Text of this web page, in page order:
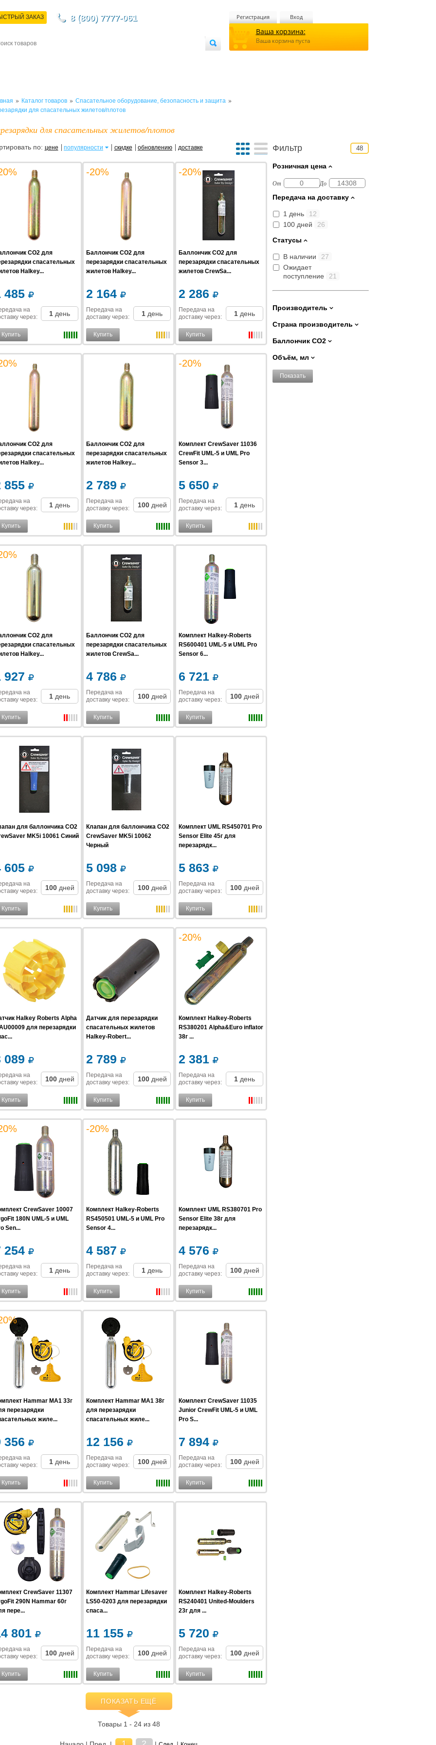
Регистрация Вход
Ваша корзина:
Ваша корзина пуста
ЗАКАЗ 8 (800) 7777-061
» Каталог товаров» Спасательное оборудование, безопасность и защита»
для спасательных жилетов/плотов
для спасательных жилетов/плотов
Фильтр 48
Розничная цена
От До
Передача на доставку
1 день
12
100 дней
26
Статусы
В наличии
27
Ожидает
поступление
21
Производитель
Страна производитель
Баллончик CO2
Объём, мл
Показать
по: цене популярности скидке обновлению доставке
CO2 для
спасательных
Halkey...
485
на
через: 1 день
Купить
-20%
Баллончик CO2 для
перезарядки спасательных
жилетов Halkey...
2 164
Передача на
доставку через: 1 день
Купить
-20%
Баллончик CO2 для
перезарядки спасательных
жилетов CrewSa...
2 286
Передача на
доставку через: 1 день
Купить
CO2 для
спасательных
Halkey...
855
на
через: 1 день
Купить
Баллончик CO2 для
перезарядки спасательных
жилетов Halkey...
2 789
Передача на
доставку через: 100 дней
Купить
-20%
Комплект CrewSaver 11036
CrewFit UML-5 и UML Pro
Sensor 3...
5 650
Передача на
доставку через: 1 день
Купить
CO2 для
спасательных
Halkey...
927
на
через: 1 день
Купить
Баллончик CO2 для
перезарядки спасательных
жилетов CrewSa...
4 786
Передача на
доставку через: 100 дней
Купить
Комплект Halkey-Roberts
RS600401 UML-5 и UML Pro
Sensor 6...
6 721
Передача на
доставку через: 100 дней
Купить
для баллончика CO2
MK5i 10061 Синий
605
на
через: 100 дней
Купить
Клапан для баллончика CO2
CrewSaver MK5i 10062
Черный
5 098
Передача на
доставку через: 100 дней
Купить
Комплект UML RS450701 Pro
Sensor Elite 45г для
перезарядк...
5 863
Передача на
доставку через: 100 дней
Купить
Halkey Roberts Alpha
для перезарядки
089
на
через: 100 дней
Купить
Датчик для перезарядки
спасательных жилетов
Halkey-Robert...
2 789
Передача на
доставку через: 100 дней
Купить
-20%
Комплект Halkey-Roberts
RS380201 Alpha&Euro inflator
38г ...
2 381
Передача на
доставку через: 1 день
Купить
CrewSaver 10007
180N UML-5 и UML
Sen...
254
на
через: 1 день
Купить
-20%
Комплект Halkey-Roberts
RS450501 UML-5 и UML Pro
Sensor 4...
4 587
Передача на
доставку через: 1 день
Купить
Комплект UML RS380701 Pro
Sensor Elite 38г для
перезарядк...
4 576
Передача на
доставку через: 100 дней
Купить
Hammar MA1 33г
перезарядки
жиле...
356
на
через: 1 день
Купить
Комплект Hammar MA1 38г
для перезарядки
спасательных жиле...
12 156
Передача на
доставку через: 100 дней
Купить
Комплект CrewSaver 11035
Junior CrewFit UML-5 и UML
Pro S...
7 894
Передача на
доставку через: 100 дней
Купить
CrewSaver 11307
290N Hammar 60г
пере...
801
на
через: 100 дней
Купить
Комплект Hammar Lifesaver
LS50-0203 для перезарядки
спаса...
11 155
Передача на
доставку через: 100 дней
Купить
Комплект Halkey-Roberts
RS240401 United-Moulders
23г для ...
5 720
Передача на
доставку через: 100 дней
Купить
ПОКАЗАТЬ ЕЩЁ
Товары 1 - 24 из 48